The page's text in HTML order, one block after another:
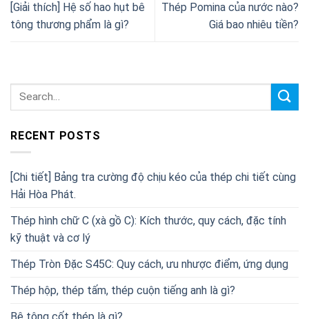
[Giải thích] Hệ số hao hụt bê
tông thương phẩm là gì?
Thép Pomina của nước nào?
Giá bao nhiêu tiền?
RECENT POSTS
[Chi tiết] Bảng tra cường độ chịu kéo của thép chi tiết cùng
Hải Hòa Phát.
Thép hình chữ C (xà gồ C): Kích thước, quy cách, đặc tính
kỹ thuật và cơ lý
Thép Tròn Đặc S45C: Quy cách, ưu nhược điểm, ứng dụng
Thép hộp, thép tấm, thép cuộn tiếng anh là gì?